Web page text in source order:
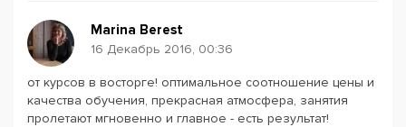
Marina Berest
16 Декабрь 2016, 00:36
от курсов в восторге! оптимальное соотношение цены и
качества обучения, прекрасная атмосфера, занятия
пролетают мгновенно и главное - есть результат!